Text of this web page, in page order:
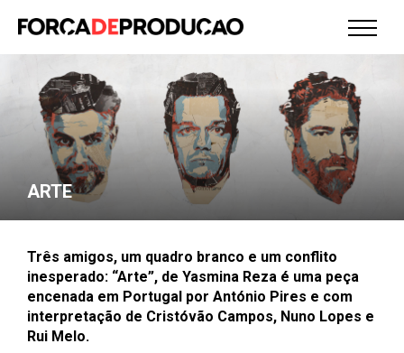
ARTE
Três amigos, um quadro branco e um conflito
inesperado: “Arte”, de Yasmina Reza é uma peça
encenada em Portugal por António Pires e com
interpretação de Cristóvão Campos, Nuno Lopes e
Rui Melo.